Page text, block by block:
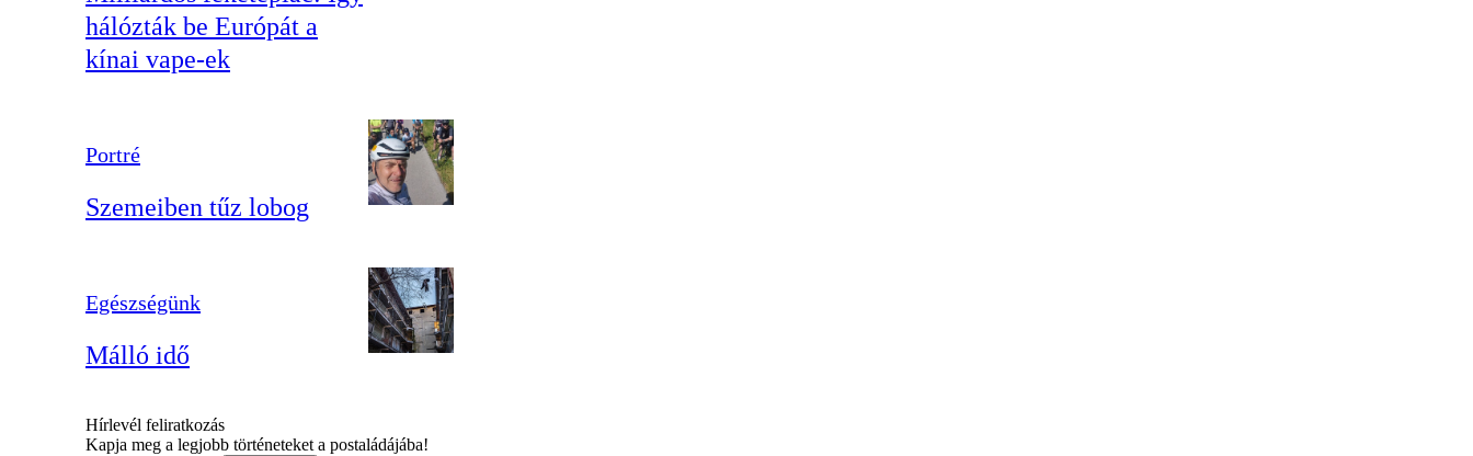
hálózták be Európát a
kínai vape-ek
Portré
Szemeiben tűz lobog
Egészségünk
Málló idő
Hírlevél feliratkozás
Kapja meg a legjobb történeteket a postaládájába!